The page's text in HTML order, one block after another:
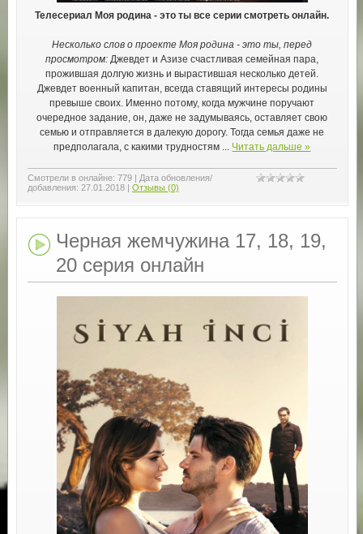
Телесериал Моя родина - это ты все серии смотреть онлайн.
Несколько слов о проекте Моя родина - это ты, перед
просмотром: Джевдет и Азизе счастливая семейная пара,
прожившая долгую жизнь и вырастившая несколько детей.
Джевдет военный капитан, всегда ставящий интересы родины
превыше своих. Именно потому, когда мужчине поручают
очередное задание, он, даже не задумываясь, оставляет свою
семью и отправляется в далекую дорогу. Тогда семья даже не
предполагала, с какими трудностям
Читать дальше »
Смотрели в онлайне: 779| Дата обновления/
добавления: 27.01.2018 | Отзывы (0)
Черная жемчужина 17, 18, 19,
20 серия онлайн